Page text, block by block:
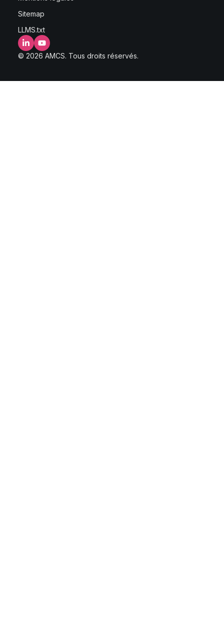
Sitemap
LLMS.txt
LinkedInYouTube
© 2026 AMCS. Tous droits réservés.